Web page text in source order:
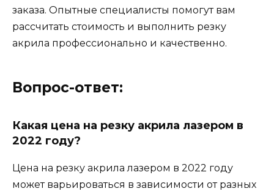
заказа. Опытные специалисты помогут вам
рассчитать стоимость и выполнить резку
акрила профессионально и качественно.
Вопрос-ответ:
Какая цена на резку акрила лазером в
2022 году?
Цена на резку акрила лазером в 2022 году
может варьироваться в зависимости от разных